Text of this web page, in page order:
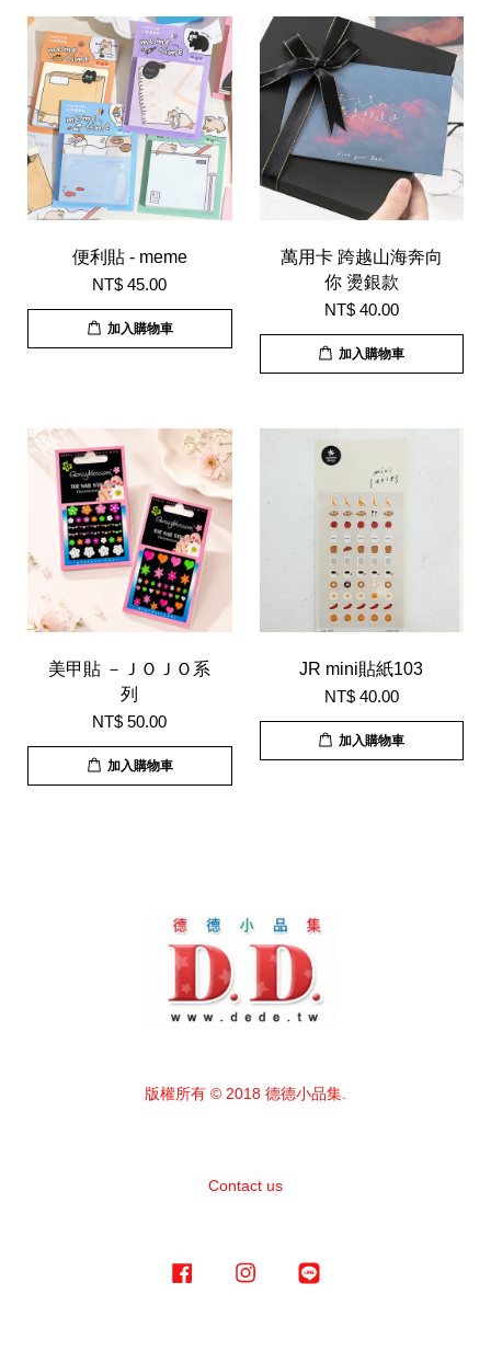
便利貼 - meme
NT$ 45.00
加入購物車
萬用卡 跨越山海奔向
你 燙銀款
NT$ 40.00
加入購物車
美甲貼 －ＪＯＪＯ系
列
NT$ 50.00
加入購物車
JR mini貼紙103
NT$ 40.00
加入購物車
版權所有 © 2018 德德小品集.
Contact us
Facebook Instagram